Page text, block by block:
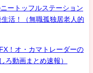
ートッフルステーション
活！（無職孤独居老人的
！オ・カマトレーダーの
動画まとめ速報）